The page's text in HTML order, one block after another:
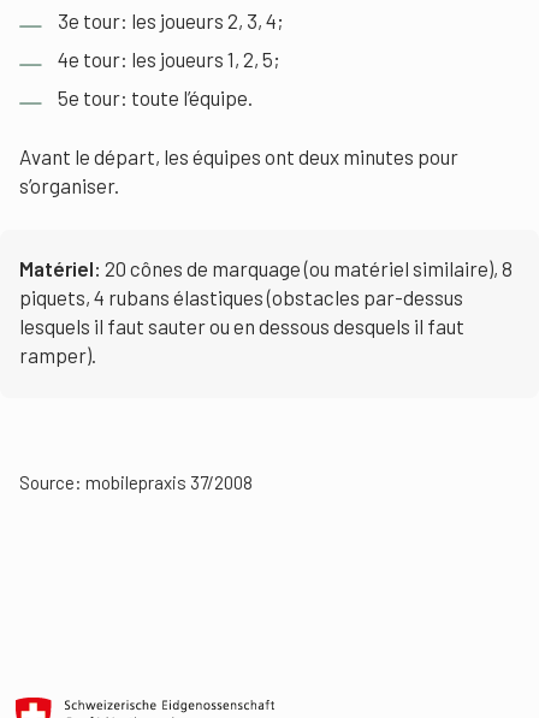
3e tour: les joueurs 2, 3, 4;
4e tour: les joueurs 1, 2, 5;
5e tour: toute l’équipe.
Avant le départ, les équipes ont deux minutes pour
s’organiser.
Matériel: 20 cônes de marquage (ou matériel similaire), 8
piquets, 4 rubans élastiques (obstacles par-dessus
lesquels il faut sauter ou en dessous desquels il faut
ramper).
Source: mobilepraxis 37/2008